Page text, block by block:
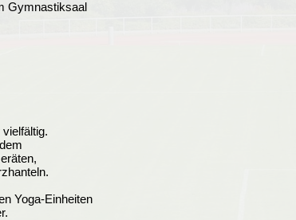
Gymnastiksaal
Yoga-Einheiten